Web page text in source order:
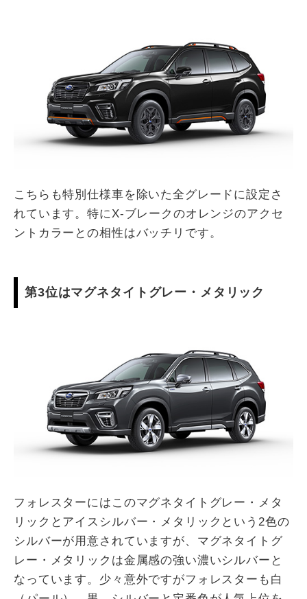
こちらも特別仕様車を除いた全グレードに設定さ
れています。特にX-ブレークのオレンジのアクセ
ントカラーとの相性はバッチリです。
第3位はマグネタイトグレー・メタリック
フォレスターにはこのマグネタイトグレー・メタ
リックとアイスシルバー・メタリックという2色の
シルバーが用意されていますが、マグネタイトグ
レー・メタリックは金属感の強い濃いシルバーと
なっています。少々意外ですがフォレスターも白